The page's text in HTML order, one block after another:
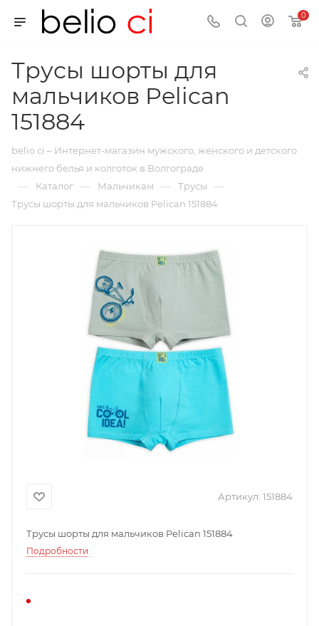
0
Трусы шорты для
мальчиков Pelican
151884
belio ci – Интернет-магазин мужского, женского и детского
нижнего белья и колготок в Волгограде
— Каталог — Мальчикам — Трусы —
Трусы шорты для мальчиков Pelican 151884
Артикул: 151884
Трусы шорты для мальчиков Pelican 151884
Подробности